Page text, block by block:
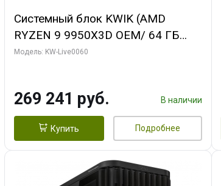
Системный блок KWIK (AMD
RYZEN 9 9950X3D OEM/ 64 ГБ
ОЗУ/ Gigabyte RTX5060Ti GAMING
Модель: KW-Live0060
269 241 руб. В наличии
Купить Подробнее